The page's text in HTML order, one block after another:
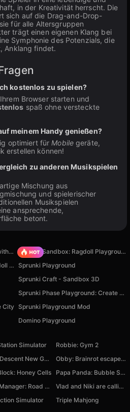
in der Kreativität herrscht. Die
sich auf die Drag-and-Drop-
für alle Altersgruppen
trägt einen eigenen Klang bei
Symphonie des Potenzials, die
Anklang findet.
kostenlos zu spielen?
Browser starten und
spaß ohne versteckte
meinem Handy genießen?
optimiert für Mobile geräte,
erstellen können!
zu anderen Musikspielen
Mischung aus
und spielerischer
Musikspielen
ansprechende,
betont.
Sprunki World Online RP - Play with Friends!
Sprunki Sandbox: Ragdoll Playground Mode
Sprunki Action Playground: Ragdoll Sandbox
Sprunki Playground
Sprunki Craft - Sandbox 3D
Sprunki Phase Playground: Create Sprunki and Music
City Sprunki Playground Mod
Domino Playground
Simulator
Robbie: Gym 2
Death Descent New Gear
Obby: Brainrot escape from Lava
Honey Cells
Papa Panda: Bubble Shooter
Truck Manager: Road Horizon
Vlad and Niki are calling: Chat-Prank, Video call
Simulator Triple Mahjong